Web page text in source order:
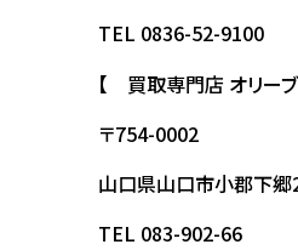
TEL 0836-52-9100
【 買取専門店 オリー
〒754-0002
山口県山口市小郡下
TEL 083-902-66